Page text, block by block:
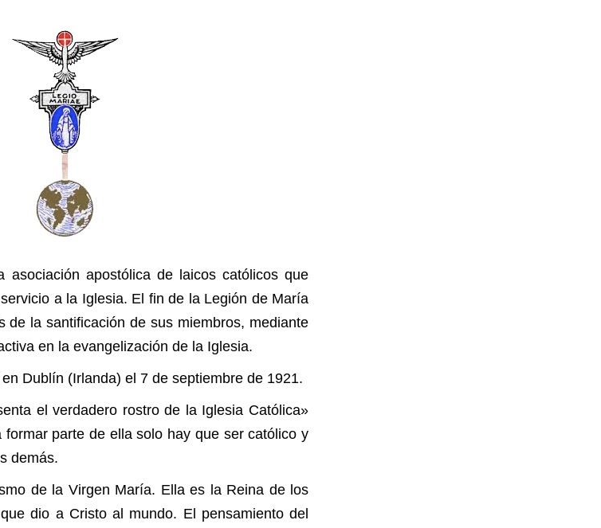
asociación apostólica de laicos católicos que
a la Iglesia. El fin de la Legión de María
de la santificación de sus miembros, mediante
en la evangelización de la Iglesia.
Dublín (Irlanda) el 7 de septiembre de 1921.
el verdadero rostro de la Iglesia Católica»
parte de ella solo hay que ser católico y
demás.
de la Virgen María. Ella es la Reina de los
dio a Cristo al mundo. El pensamiento del